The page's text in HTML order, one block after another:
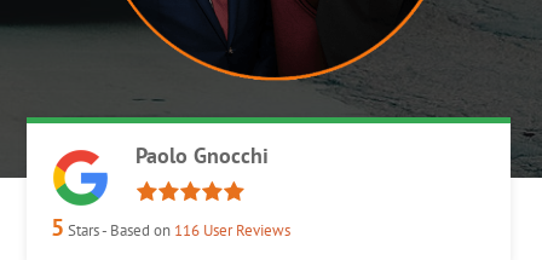
Paolo Gnocchi
5 Stars - Based on 116 User Reviews